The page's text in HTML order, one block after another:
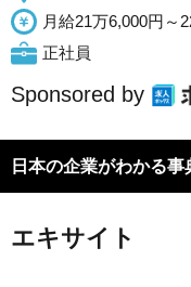
月給21万6,000円～
正社員
Sponsored by
日本の企業がわかる
エキサイト